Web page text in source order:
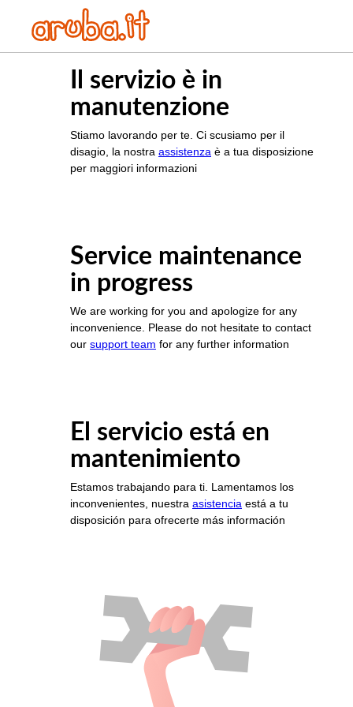
Il servizio è in
manutenzione
Stiamo lavorando per te. Ci scusiamo per il
disagio, la nostra assistenza è a tua disposizione
per maggiori informazioni
Service maintenance
in progress
We are working for you and apologize for any
inconvenience. Please do not hesitate to contact
our support team for any further information
El servicio está en
mantenimiento
Estamos trabajando para ti. Lamentamos los
inconvenientes, nuestra asistencia está a tu
disposición para ofrecerte más información